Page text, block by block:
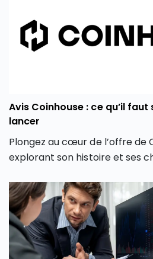
Avis Coinhouse : ce qu’il
lancer
Plongez au cœur de l’offre de
explorant son histoire et ses
monnaies disponibles, les frais
la plateforme crypto
mieux gérer vos
virtuelle.